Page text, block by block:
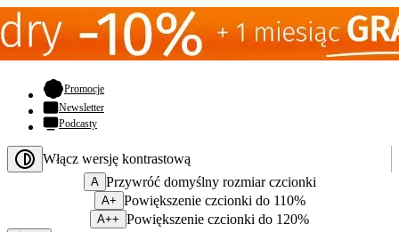
Promocje- otwiera się w nowej karcie
Newsletter
Podcasty
Włącz wersję kontrastową
A Przywróć domyślny rozmiar czcionki
A+ Powiększenie czcionki do 110%
A++ Powiększenie czcionki do 120%